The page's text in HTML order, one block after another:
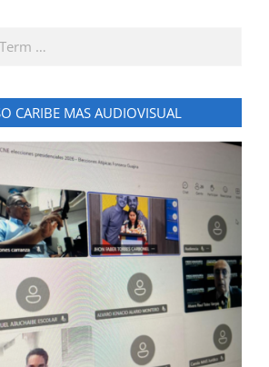
CARIBE MAS AUDIOVISUAL